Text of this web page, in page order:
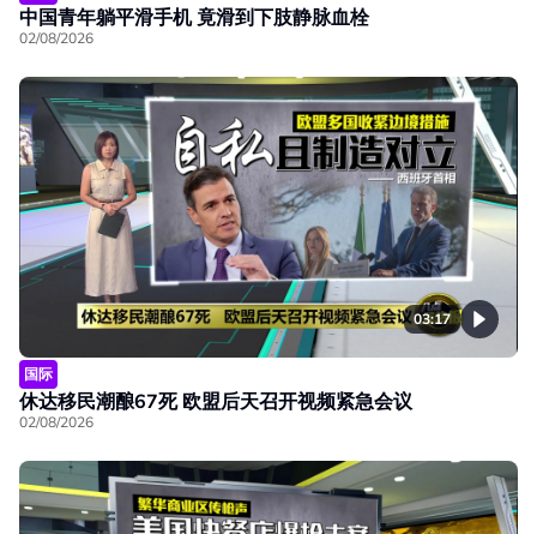
中国青年躺平滑手机 竟滑到下肢静脉血栓
02/08/2026
03:17
国际
休达移民潮酿67死 欧盟后天召开视频紧急会议
02/08/2026